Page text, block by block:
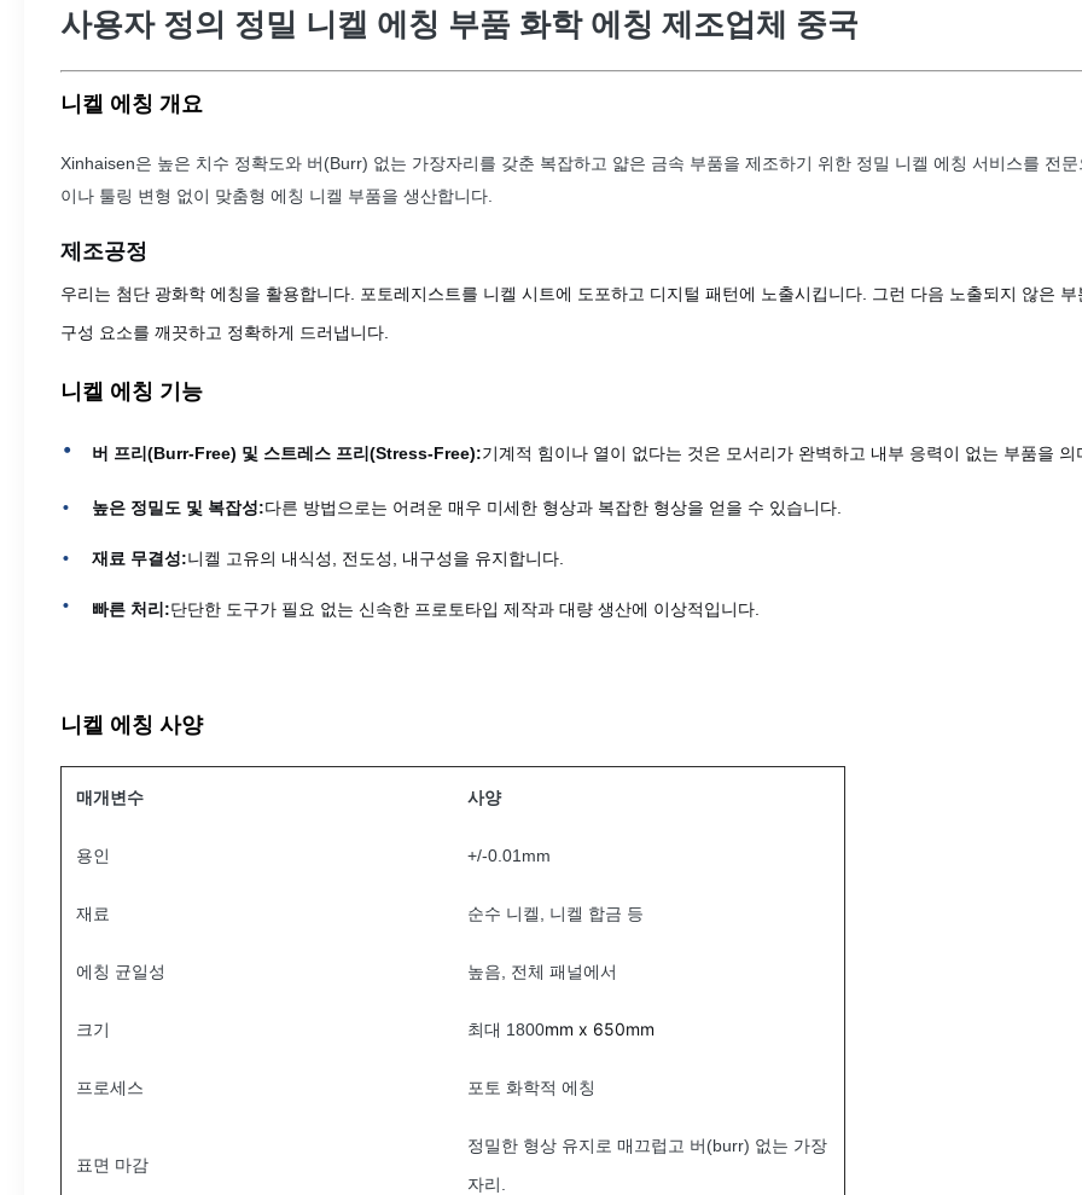
사용자 정의 정밀 니켈 에칭 부품 화학 에칭 제조업체 중국
니켈 에칭 개요
Xinhaisen은 높은 치수 정확도와 버(Burr) 없는 가장자리를 갖춘 복잡하고 얇은 금속 부품을 제조하기 위한 정밀 니켈 에칭 서비스를 전
이나 툴링 변형 없이 맞춤형 에칭 니켈 부품을 생산합니다.
제조공정
우리는 첨단 광화학 에칭을 활용합니다. 포토레지스트를 니켈 시트에 도포하고 디지털 패턴에 노출시킵니다. 그런 다음 노출되지 않은
구성 요소를 깨끗하고 정확하게 드러냅니다.
니켈 에칭 기능
버 프리(Burr-Free) 및 스트레스 프리(Stress-Free):기계적 힘이나 열이 없다는 것은 모서리가 완벽하고 내부 응력이 없는 부품을 의
높은 정밀도 및 복잡성:다른 방법으로는 어려운 매우 미세한 형상과 복잡한 형상을 얻을 수 있습니다.
재료 무결성:니켈 고유의 내식성, 전도성, 내구성을 유지합니다.
빠른 처리:단단한 도구가 필요 없는 신속한 프로토타입 제작과 대량 생산에 이상적입니다.
니켈 에칭 사양
매개변수 사양
용인 +/-0.01mm
재료 순수 니켈, 니켈 합금 등
에칭 균일성 높음, 전체 패널에서
크기 최대 1800mm x 650mm
프로세스 포토 화학적 에칭
표면 마감
정밀한 형상 유지로 매끄럽고 버(burr) 없는 가장
자리.